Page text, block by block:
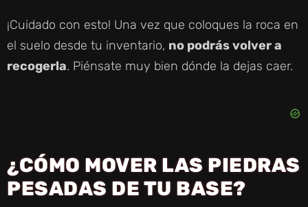
¡Cuidado con esto! Una vez que coloques la roca en
el suelo desde tu inventario, no podrás volver a
recogerla. Piénsate muy bien dónde la dejas caer.
¿CÓMO MOVER LAS PIEDRAS
PESADAS DE TU BASE?